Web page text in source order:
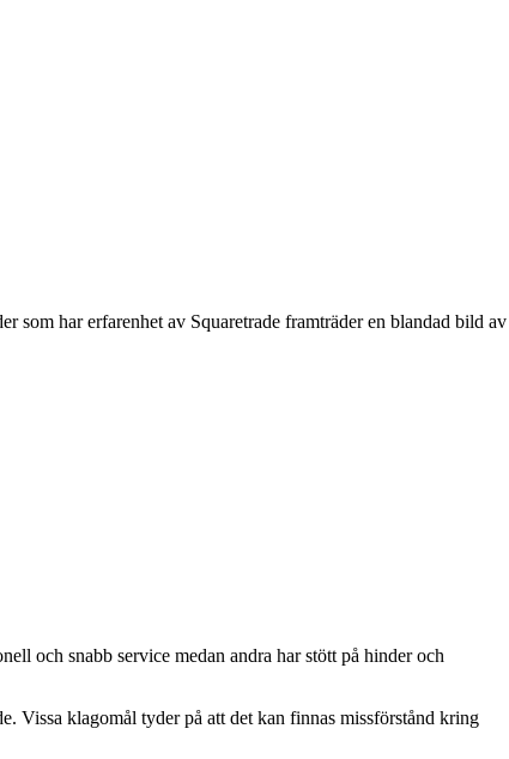
som har erfarenhet av Squaretrade framträder en blandad bild av
och snabb service medan andra har stött på hinder och
Vissa klagomål tyder på att det kan finnas missförstånd kring